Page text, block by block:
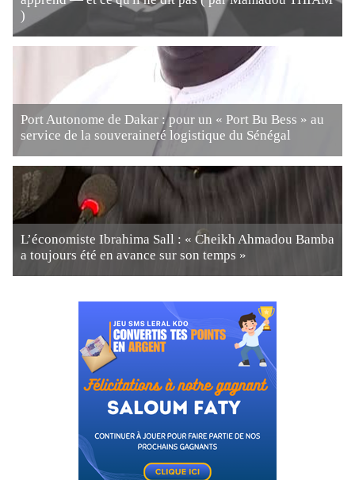
)
Port Autonome de Dakar : pour un « Port Bu Bess » au
service de la souveraineté logistique du Sénégal
L’économiste Ibrahima Sall : « Cheikh Ahmadou Bamba
a toujours été en avance sur son temps »